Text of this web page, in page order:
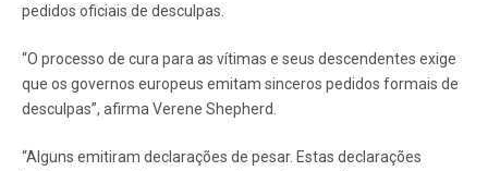
pedidos oficiais de desculpas.
“O processo de cura para as vítimas e seus descendentes exige
que os governos europeus emitam sinceros pedidos formais de
desculpas”, afirma Verene Shepherd.
“Alguns emitiram declarações de pesar. Estas declarações